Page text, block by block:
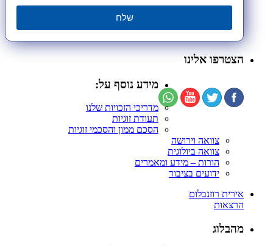
שלח
הצטרפו אלינו
מידע נוסף על:
מדריכי הזכויות שלנו
תעודת זוגיות
הסכם ממון והסכמי זוגיות
צוואה וירושה
צוואה ביולוגית
הורות – מידע ומאמרים
ידועים בציבור
אירית רוזנבלום
הרצאות
מהבלוג